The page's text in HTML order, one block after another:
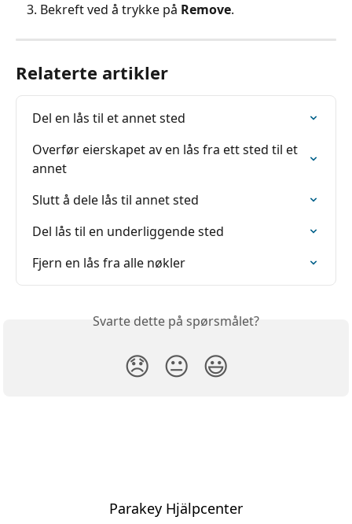
Bekreft ved å trykke på Remove.
Relaterte artikler
Del en lås til et annet sted
Overfør eierskapet av en lås fra ett sted til et
annet
Slutt å dele lås til annet sted
Del lås til en underliggende sted
Fjern en lås fra alle nøkler
Svarte dette på spørsmålet?
😞 😐 😃
Parakey Hjälpcenter